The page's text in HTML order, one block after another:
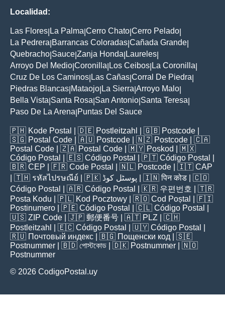
Localidad:
Las Flores La Palma Cerro Chato Cerro Pelado
La Pedrera Barrancas Coloradas Cañada Grande
Quebracho Sauce Zanja Honda Laureles
Arroyo Del Medio Coronilla Los Ceibos La Coronilla
Cruz De Los Caminos Las Cañas Corral De Piedra
Piedras Blancas Mataojo La Sierra Arroyo Malo
Bella Vista Santa Rosa San Antonio Santa Teresa
Paso De La Arena Puntas Del Sauce
🇵🇭 Kode Postal | 🇩🇪 Postleitzahl | 🇬🇧 Postcode
🇸🇬 Postal Code | 🇦🇺 Postcode | 🇳🇿 Postcode | 🇨🇦
Postal Code | 🇿🇦 Postal Code | 🇲🇾 Poskod
| 🇲🇽
Código Postal
| 🇪🇸 Código Postal | 🇵🇹 Código Postal
🇧🇷 CEP | 🇫🇷 Code Postal | 🇳🇱 Postcode | 🇮🇹 CAP
| 🇹🇭 รหัสไปรษณีย์ | 🇵🇰 پوسٹل کوڈ | 🇮🇳पिन कोड | 🇨🇴
Código Postal
| 🇦🇷 Código Postal | 🇰🇷 우편번호
| 🇹🇷
Posta Kodu | 🇵🇱 Kod Pocztowy | 🇷🇴 Cod Poștal
| 🇫🇮
Postinumero | 🇵🇪 Código Postal | 🇨🇱 Código Postal
🇺🇸 ZIP Code | 🇯🇵 郵便番号 | 🇦🇹 PLZ | 🇨🇭
Postleitzahl
| 🇪🇨 Código Postal | 🇺🇾 Código Postal
🇷🇺 Почтовый индекс | 🇧🇬 Пощенски код | 🇸🇪
Postnummer | 🇧🇩 পোস্টকোড | 🇩🇰 Postnummer | 🇳🇴
Postnummer
© 2026 CodigoPostal.uy